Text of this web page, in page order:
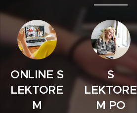
ONLINE S
LEKTORE
M
S
LEKTORE
M PO